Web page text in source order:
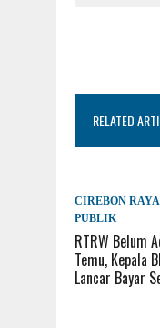
RELATED
CIREBON RAYA
PUBLIK
RTRW Belum
Temu, Kepala
Lancar Bayar